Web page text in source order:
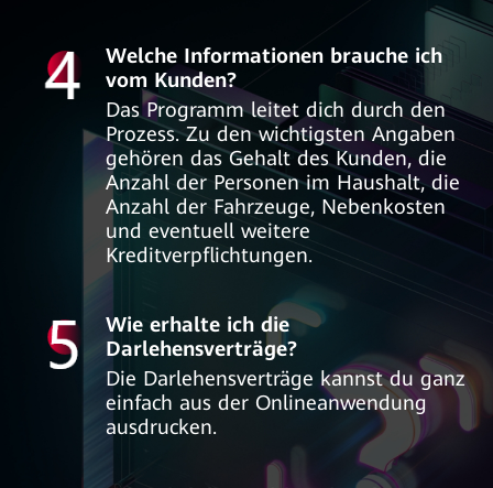
Welche Informationen brauche ich
vom Kunden?
Das Programm leitet dich durch den
Prozess. Zu den wichtigsten Angaben
gehören das Gehalt des Kunden, die
Anzahl der Personen im Haushalt, die
Anzahl der Fahrzeuge, Nebenkosten
und eventuell weitere
Kreditverpflichtungen.
Wie erhalte ich die
Darlehensverträge?
Die Darlehensverträge kannst du ganz
einfach aus der Onlineanwendung
ausdrucken.